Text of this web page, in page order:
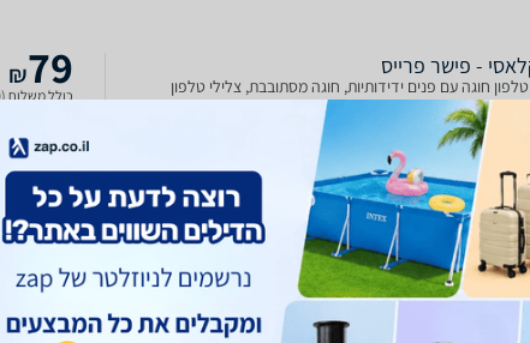
- פישר פרייס
טלפון חוגה עם פנים ידידותיות, חוגה מסתובבת, צלילי טלפון
מעלה ומטה בזמן שהילד מושך ומטייל איתו. עודדו משחק
ילדכם מעמיד פנים שהוא עושה שיחת טלפון. מתאים
79
₪
כולל משלוח (20 ₪)